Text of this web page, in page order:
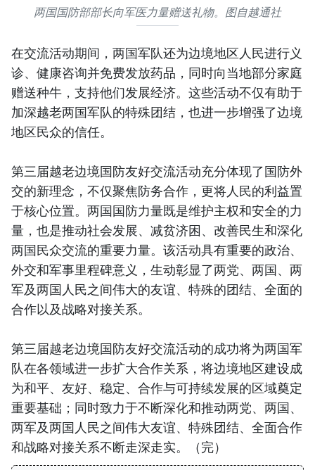
两国国防部部长向军医力量赠送礼物。图自越通社
在交流活动期间，两国军队还为边境地区人民进行义
诊、健康咨询并免费发放药品，同时向当地部分家庭
赠送种牛，支持他们发展经济。这些活动不仅有助于
加深越老两国军队的特殊团结，也进一步增强了边境
地区民众的信任。
第三届越老边境国防友好交流活动充分体现了国防外
交的新理念，不仅聚焦防务合作，更将人民的利益置
于核心位置。两国国防力量既是维护主权和安全的力
量，也是推动社会发展、减贫济困、改善民生和深化
两国民众交流的重要力量。该活动具有重要的政治、
外交和军事里程碑意义，生动彰显了两党、两国、两
军及两国人民之间伟大的友谊、特殊的团结、全面的
合作以及战略对接关系。
第三届越老边境国防友好交流活动的成功将为两国军
队在各领域进一步扩大合作关系，将边境地区建设成
为和平、友好、稳定、合作与可持续发展的区域奠定
重要基础；同时致力于不断深化和推动两党、两国、
两军及两国人民之间伟大友谊、特殊团结、全面合作
和战略对接关系不断走深走实。（完）